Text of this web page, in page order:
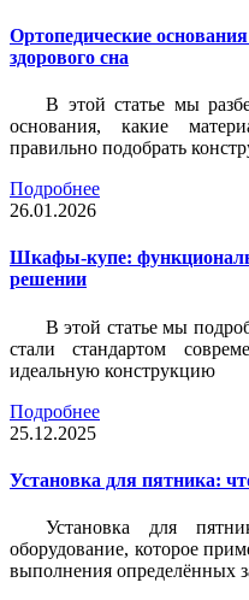
Ортопедические
здорового сна
В этой статье мы
основания, какие
правильно подобрать
Подробнее
26.01.2026
Шкафы-купе:
решении
В этой статье мы
стали стандартом
идеальную конструкцию
Подробнее
25.12.2025
Установка для пятника:
Установка для
оборудование, которое
выполнения определённых